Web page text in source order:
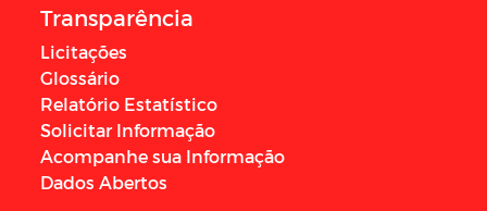
Transparência
Licitações
Glossário
Relatório Estatístico
Solicitar Informação
Acompanhe sua Informação
Dados Abertos